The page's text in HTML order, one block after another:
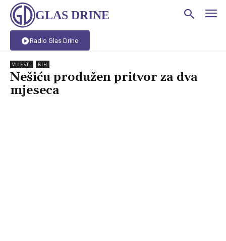
GLAS DRINE
Radio Glas Drine
VIJESTI BIH
Nešiću produžen pritvor za dva
mjeseca